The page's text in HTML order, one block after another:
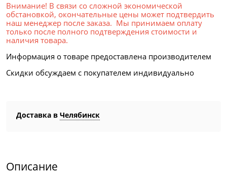
Внимание! В связи со сложной экономической
обстановкой, окончательные цены может подтвердить
наш менеджер после заказа. Мы принимаем оплату
только после полного подтверждения стоимости и
наличия товара.
Информация о товаре предоставлена производителем
Скидки обсуждаем с покупателем индивидуально
Доставка в Челябинск
Описание